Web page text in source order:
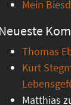
Mein
Neueste
Thomas
Kurt
Matthias